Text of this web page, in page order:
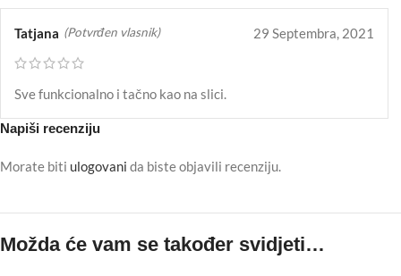
Tatjana (Potvrđen vlasnik) 29 Septembra, 2021
Sve funkcionalno i tačno kao na slici.
Napiši recenziju
Morate biti ulogovani da biste objavili recenziju.
Možda će vam se također svidjeti…